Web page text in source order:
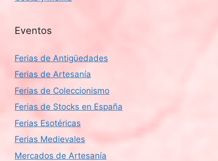
Eventos
Ferias de Antigüedades
Ferias de Artesanía
Ferias de Coleccionismo
Ferias de Stocks en España
Ferias Esotéricas
Ferias Medievales
Mercados de Artesanía